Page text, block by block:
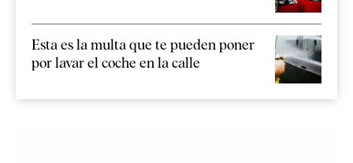
Esta es la multa que te pueden poner
por lavar el coche en la calle